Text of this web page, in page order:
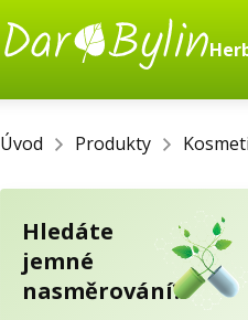
Úvod Produkty
Hledáte
jemné
nasměrování?